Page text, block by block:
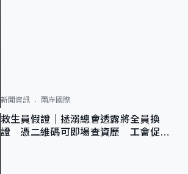
新聞資訊 兩岸國際
救生員假證｜拯溺總會透露將全員換
證 憑二維碼可即場查資歷 工會促加